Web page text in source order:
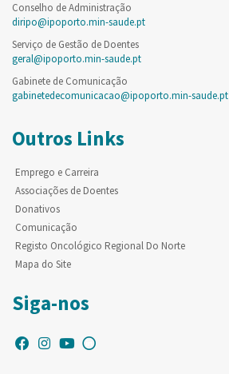
Conselho de Administração
diripo@ipoporto.min-saude.pt
Serviço de Gestão de Doentes
geral@ipoporto.min-saude.pt
Gabinete de Comunicação
gabinetedecomunicacao@ipoporto.min-saude.pt
Outros Links
Emprego e Carreira
Associações de Doentes
Donativos
Comunicação
Registo Oncológico Regional Do Norte
Mapa do Site
Siga-nos